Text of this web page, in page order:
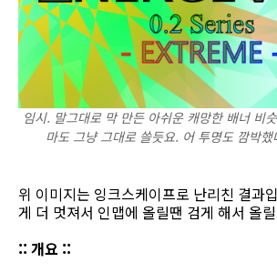
임시. 말그대로 막 만든 아쉬운 캐망한 배너 비
마도 그냥 그대로 쓸듯요. 어 투명도 깜박
위 이미지는 잉크스케이프로 난리친 결과
게 더 멋져서 인맵에 올릴땐 검게 해서 올
:: 개요 ::